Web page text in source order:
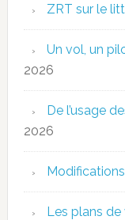
ZRT sur le
Un vol, un
2026
De l’usage
2026
Les plans